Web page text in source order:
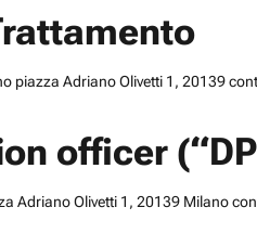
piazza Adriano Olivetti 1, 20139
officer
Adriano Olivetti 1, 20139 Milano